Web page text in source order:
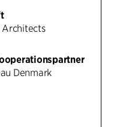
Architects
Denmark